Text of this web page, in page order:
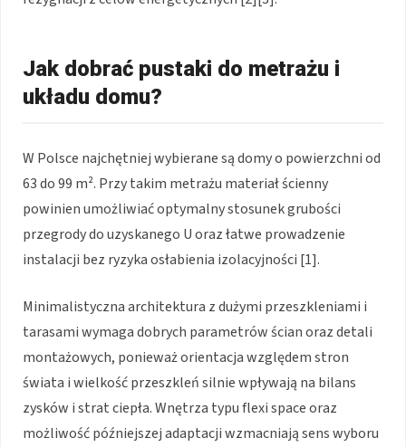
Jak dobrać pustaki do metrażu i
układu domu?
W Polsce najchętniej wybierane są domy o powierzchni od
63 do 99 m². Przy takim metrażu materiał ścienny
powinien umożliwiać optymalny stosunek grubości
przegrody do uzyskanego U oraz łatwe prowadzenie
instalacji bez ryzyka osłabienia izolacyjności [1].
Minimalistyczna architektura z dużymi przeszkleniami i
tarasami wymaga dobrych parametrów ścian oraz detali
montażowych, ponieważ orientacja względem stron
świata i wielkość przeszkleń silnie wpływają na bilans
zysków i strat ciepła. Wnętrza typu flexi space oraz
możliwość późniejszej adaptacji wzmacniają sens wyboru